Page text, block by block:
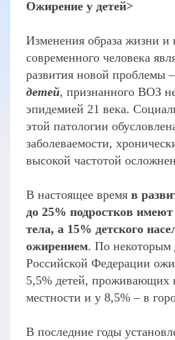
Ожирение у детей>
Изменения образа жизни и
современного человека
развития новой проблемы
детей, признанного ВОЗ
эпидемией 21 века.
этой патологии
заболеваемости,
высокой частотой
В настоящее времяв
до 25% подростков
тела, а 15% детского
ожирением. По некоторым
Российской Федерации
5,5% детей, проживающих
местности и у 8,5% – в
В последние годы